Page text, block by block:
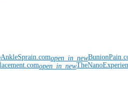
AnkleSprain.comopen_in_new
open_in_new